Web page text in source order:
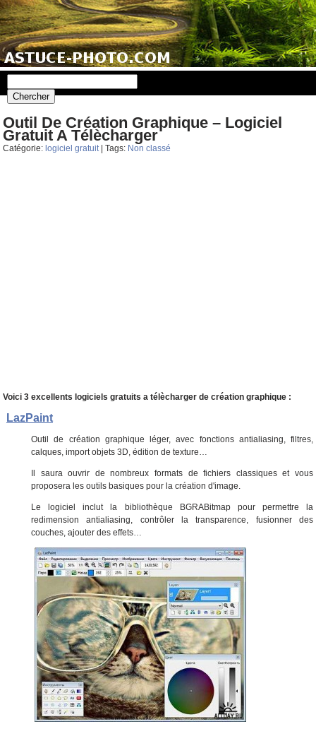
Outil De Création Graphique – Logiciel
Gratuit A Télècharger
Catégorie: logiciel gratuit | Tags: Non classé
Voici 3 excellents logiciels gratuits a télècharger de création graphique :
LazPaint
Outil de création graphique léger, avec fonctions antialiasing, filtres,
calques, import objets 3D, édition de texture…
Il saura ouvrir de nombreux formats de fichiers classiques et vous
proposera les outils basiques pour la création d'image.
Le logiciel inclut la bibliothèque BGRABitmap pour permettre la
redimension antialiasing, contrôler la transparence, fusionner des
couches, ajouter des effets…